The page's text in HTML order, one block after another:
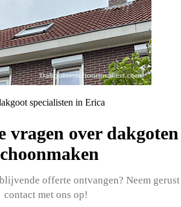
vragen over dakgoten
offerte ontvangen? Neem gerust
contact met ons op!